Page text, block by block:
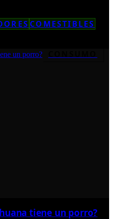
COMESTIBLES
tiene un porro?